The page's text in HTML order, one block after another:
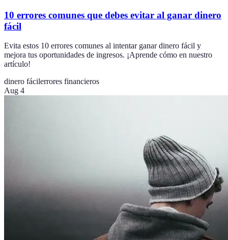
10 errores comunes que debes evitar al ganar dinero
fácil
Evita estos 10 errores comunes al intentar ganar dinero fácil y
mejora tus oportunidades de ingresos. ¡Aprende cómo en nuestro
artículo!
dinero fácilerrores financieros
Aug 4